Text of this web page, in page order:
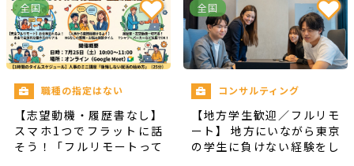
全国
職種の指定はない
【志望動機・履歴書なし】
スマホ1つでフラットに話
そう！「フルリモートって
全国
コンサルティング
【地方学生歓迎／フルリモ
ート】 地方にいながら東京
の学生に負けない経験をし